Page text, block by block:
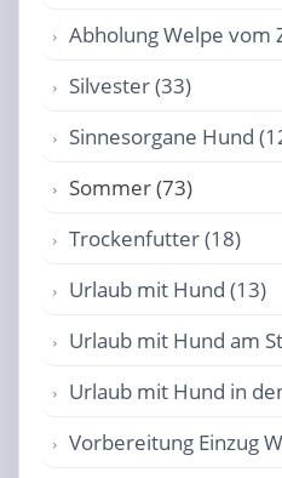
Abholung Welpe vom
Silvester (33)
Sinnesorgane Hund
Sommer (73)
Trockenfutter (18)
Urlaub mit Hund (13)
Urlaub mit Hund am
Urlaub mit Hund in
Vorbereitung Einzug